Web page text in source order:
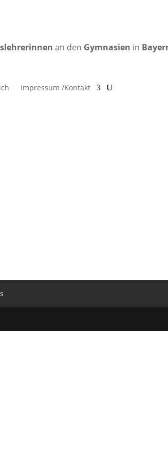
an den Gymnasien in
Impressum /Kontakt